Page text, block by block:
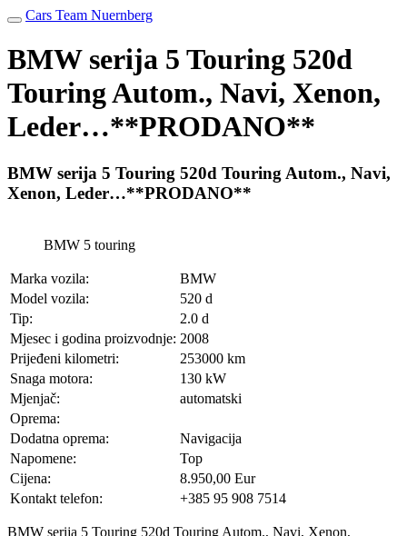
Cars Team Nuernberg
BMW serija 5 Touring 520d
Touring Autom., Navi, Xenon,
Leder…**PRODANO**
BMW serija 5 Touring 520d Touring Autom., Navi,
Xenon, Leder…**PRODANO**
BMW 5 touring
Marka vozila:
BMW
Model vozila:
520 d
Tip:
2.0 d
Mjesec i godina proizvodnje: 2008
Prijeđeni kilometri:
253000 km
Snaga motora:
130 kW
Mjenjač:
automatski
Oprema:
Dodatna oprema:
Navigacija
Napomene:
Top
Cijena:
8.950,00 Eur
Kontakt telefon:
+385 95 908 7514
BMW serija 5 Touring 520d Touring Autom., Navi, Xenon,